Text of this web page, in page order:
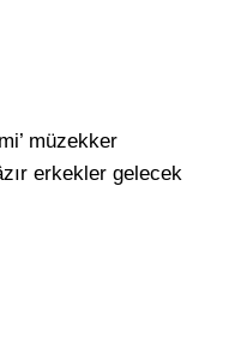
müzekker
erkekler gelecek